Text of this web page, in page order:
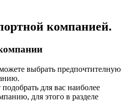
компанией.
выбрать предпочтителную
для вас наиболее
для этого в разделе